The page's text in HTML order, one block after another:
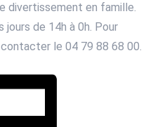
divertissement en famille.
jours de 14h à 0h. Pour
le 04 79 88 68 00.